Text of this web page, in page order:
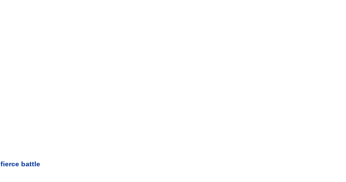
battle